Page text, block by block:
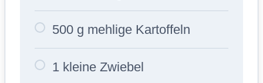
500 g mehlige Kartoffeln
1 kleine Zwiebel